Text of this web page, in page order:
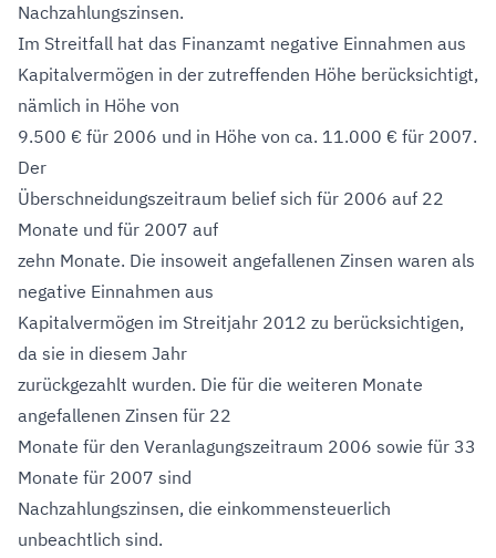
Nachzahlungszinsen.
Im Streitfall hat das Finanzamt negative Einnahmen aus
Kapitalvermögen in der zutreffenden Höhe berücksichtigt,
nämlich in Höhe von
9.500 € für 2006 und in Höhe von ca. 11.000 € für 2007.
Der
Überschneidungszeitraum belief sich für 2006 auf 22
Monate und für 2007 auf
zehn Monate. Die insoweit angefallenen Zinsen waren als
negative Einnahmen aus
Kapitalvermögen im Streitjahr 2012 zu berücksichtigen,
da sie in diesem Jahr
zurückgezahlt wurden. Die für die weiteren Monate
angefallenen Zinsen für 22
Monate für den Veranlagungszeitraum 2006 sowie für 33
Monate für 2007 sind
Nachzahlungszinsen, die einkommensteuerlich
unbeachtlich sind.